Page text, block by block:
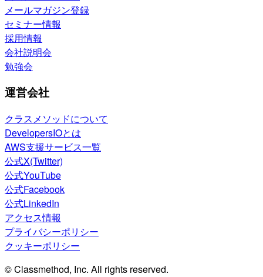
メールマガジン登録
セミナー情報
採用情報
会社説明会
勉強会
運営会社
クラスメソッドについて
DevelopersIOとは
AWS支援サービス一覧
公式X(Twitter)
公式YouTube
公式Facebook
公式LinkedIn
アクセス情報
プライバシーポリシー
クッキーポリシー
© Classmethod, Inc. All rights reserved.